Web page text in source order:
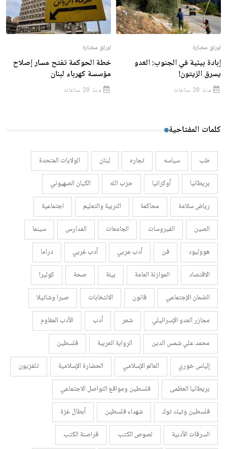
اوراق مختارة
إبادة بيئية في الجنوب: العدو
يسرق الزيتون!
منذ 20 ساعات
اوراق مختارة
خطة الحوكمة تفتح مسار إصلاح
مؤسسة كهرباء لبنان
منذ 20 ساعات
كلمات المفتاحية
طب سياسه تجاره لبنان
الولايات المتحدة
بريطانيا
أوكرانيا حزب الله
الكيان الصهيوني
رياض سلامة
محاكمة التربية والتعليم
اجتماعية
الصين
الفيروسات الجامعات المدارس
سينما
هووليود
فن أدب عربي أدب غربي
دراما
الاقتصاد
الموازنة العامة بيئة صحة
كوليرا
الضمان الإجتماعي
قانون الانتخابات
صبرا وشاتيلا
مجازر العدو الإسرائيلي
شعر أدب
الأدب المقاوم
محمد علي شمس الدين
الرواية العربية
فلسطين
إلياس خوري
العالم الإسلامي الحضارة الإسلامية
تلفزيون
بريطانيا العظمى
فلسطين ومواقع التواصل الاجتماعي
فلسطين وتيك توك
شهداء فلسطين
أبطال غزة
السرقات الأدبية
لصوص الكتب قراصنة الكتب